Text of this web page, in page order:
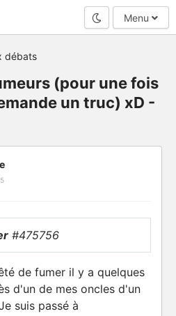
Mode nuit
Menu
débats
(pour une fois
un truc) xD -
#475756
de fumer il y a quelques
d'un de mes oncles d'un
suis passé à